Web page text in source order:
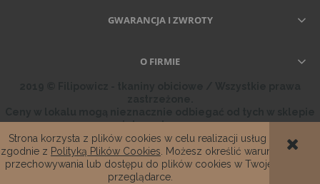
Strona korzysta z plików cookies w celu realizacji usług i
zgodnie z Polityką Plików Cookies . Możesz określić warunki
przechowywania lub dostępu do plików cookies w Twojej
przeglądarce.
GWARANCJA I ZWROTY
O FIRMIE
internetowym.
POKAŻ PEŁNĄ WERSJĘ STRONY